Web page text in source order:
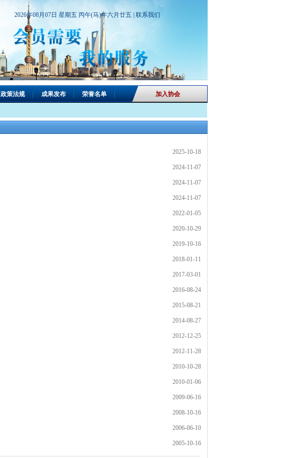
2026年08月07日 星期五 丙午(马)年六月廿五 | 联系我们
政策法规 成果发布 荣誉名单 加入协会
2025-10-18
2024-11-07
2024-11-07
2024-11-07
2022-01-05
2020-10-29
2019-10-16
2018-01-11
2017-03-01
2016-08-24
2015-08-21
2014-08-27
2012-12-25
2012-11-28
2010-10-28
2010-01-06
2009-06-16
2008-10-16
2006-06-10
2005-10-16